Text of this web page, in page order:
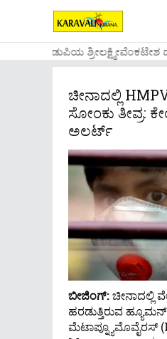
....ಉಡುಪಿಯ
ಚೀನಾದಲ್ಲಿ
ಸೋಂಕು ತೀವ್ರ:
ಅಲರ್ಟ್
ಬೀಜಿಂಗ್:ಚೀನಾದಲ್ಲಿ
ಹರಡುತ್ತಿರುವ ಹ್ಯೂಮನ್
ಮೆಟಾಪ್ನ್ಯೂಮೊವೈರಸ್